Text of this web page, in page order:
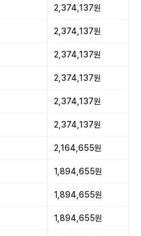
2,374,137원
2,374,137원
2,374,137원
2,374,137원
2,374,137원
2,374,137원
2,164,655원
1,894,655원
1,894,655원
1,894,655원